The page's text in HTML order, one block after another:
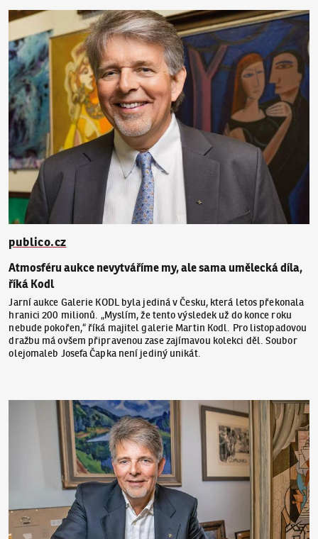
publico.cz
Atmosféru aukce nevytváříme my, ale sama umělecká díla,
říká Kodl
Jarní aukce Galerie KODL byla jediná v Česku, která letos překonala
hranici 200 milionů. „Myslím, že tento výsledek už do konce roku
nebude pokořen,“ říká majitel galerie Martin Kodl. Pro listopadovou
dražbu má ovšem připravenou zase zajímavou kolekci děl. Soubor
olejomaleb Josefa Čapka není jediný unikát.